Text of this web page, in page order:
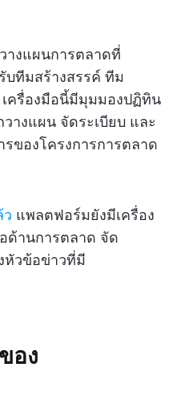
างแผนการตลาดที่
บทีมสร้างสรรค์ ทีม
ครื่องมือนี้มีมุมมองปฏิทิน
างแผน จัดระเบียบ และ
ของโครงการการตลาด
แพลตฟอร์มยังมีเครื่อง
ด้านการตลาด จัด
หัวข้อข่าวที่มี
อง